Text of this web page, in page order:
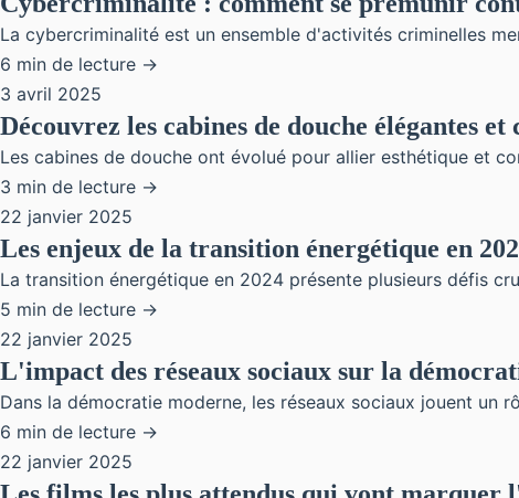
La cybercriminalité est un ensemble d'activités criminelles
6 min de lecture →
3 avril 2025
Découvrez les cabines de douche élégantes
Les cabines de douche ont évolué pour allier esthétique et
3 min de lecture →
22 janvier 2025
Les enjeux de la transition énergétique en
La transition énergétique en 2024 présente plusieurs défis
5 min de lecture →
22 janvier 2025
L'impact des réseaux sociaux sur la
Dans la démocratie moderne, les réseaux sociaux jouent
6 min de lecture →
22 janvier 2025